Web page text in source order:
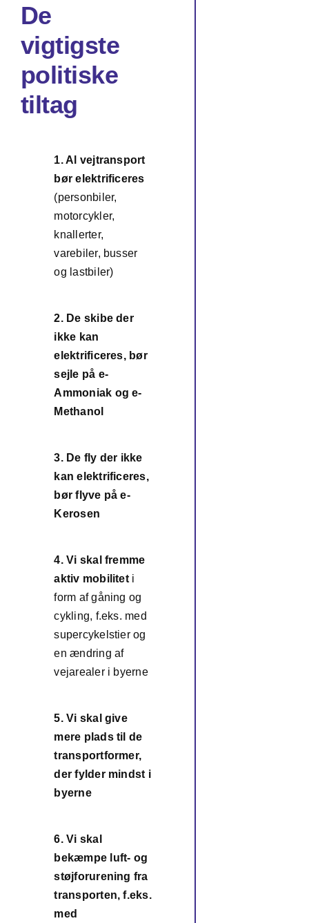
De
vigtigste
politiske
tiltag
1. Al vejtransport
bør elektrificeres
(personbiler,
motorcykler,
knallerter,
varebiler, busser
og lastbiler)
2. De skibe der
ikke kan
elektrificeres, bør
sejle på e-
Ammoniak og e-
Methanol
3. De fly der ikke
kan elektrificeres,
bør flyve på e-
Kerosen
4. Vi skal fremme
aktiv mobiliteti
form af gåning og
cykling, f.eks. med
supercykelstier og
en ændring af
vejarealer i byerne
5. Vi skal give
mere plads til de
transportformer,
der fylder mindst i
byerne
6. Vi skal
bekæmpe luft- og
støjforurening fra
transporten, f.eks.
med